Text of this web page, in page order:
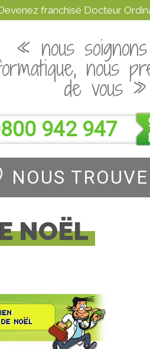
franchisé Docteur
« nous
nous
de vous »
942 947
NOUS
NOËL